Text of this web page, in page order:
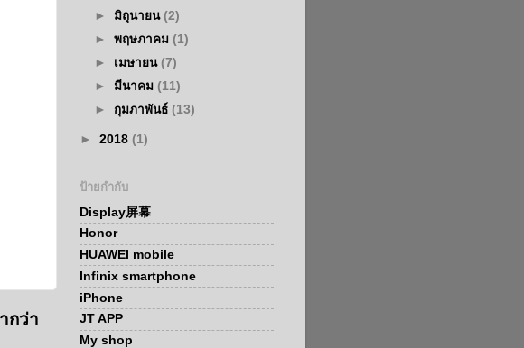
กว่า
► มิถุนายน(2)
►พฤษภาคม(1)
► เมษายน(7)
► มีนาคม(11)
►กุมภาพันธ์(13)
► 2018 (1)
ป้ายกำกับ
Display屏幕
Honor
HUAWEI mobile
Infinix smartphone
iPhone
JT APP
My shop